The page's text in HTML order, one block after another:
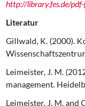
http://library.fes.de/
Literatur
Gillwald, K. (2000).
Leimeister, J. M.
management.
Leimeister, J. M. and